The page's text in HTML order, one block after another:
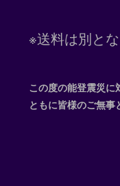
※送料は別とな
この度の能登震災に
ともに皆様のご無事